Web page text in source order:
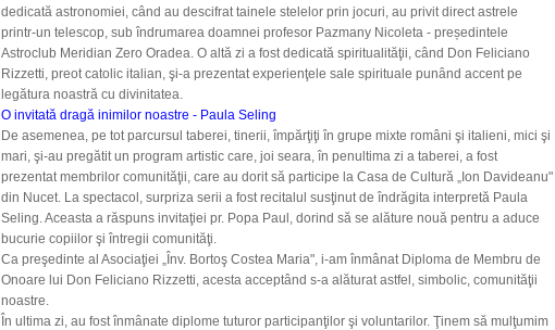
dedicată astronomiei, când au descifrat tainele stelelor prin jocuri, au privit direct astrele
printr-un telescop, sub îndrumarea doamnei profesor Pazmany Nicoleta - președintele
Astroclub Meridian Zero Oradea. O altă zi a fost dedicată spiritualităţii, când Don Feliciano
Rizzetti, preot catolic italian, şi-a prezentat experienţele sale spirituale punând accent pe
legătura noastră cu divinitatea.
O invitată dragă inimilor noastre - Paula Seling
De asemenea, pe tot parcursul taberei, tinerii, împărţiţi în grupe mixte români şi italieni, mici şi
mari, şi-au pregătit un program artistic care, joi seara, în penultima zi a taberei, a fost
prezentat membrilor comunităţii, care au dorit să participe la Casa de Cultură „Ion Davideanu"
din Nucet. La spectacol, surpriza serii a fost recitalul susţinut de îndrăgita interpretă Paula
Seling. Aceasta a răspuns invitaţiei pr. Popa Paul, dorind să se alăture nouă pentru a aduce
bucurie copiilor şi întregii comunităţi.
Ca preşedinte al Asociaţiei „Înv. Bortoş Costea Maria", i-am înmânat Diploma de Membru de
Onoare lui Don Feliciano Rizzetti, acesta acceptând s-a alăturat astfel, simbolic, comunităţii
noastre.
În ultima zi, au fost înmânate diplome tuturor participanţilor şi voluntarilor. Ţinem să mulţumim